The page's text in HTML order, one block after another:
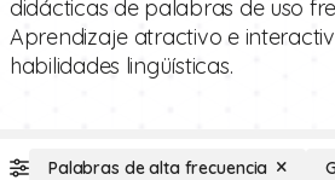
didácticas de palabras de uso
Aprendizaje atractivo e
habilidades lingüísticas.
Palabras de alta frecuencia